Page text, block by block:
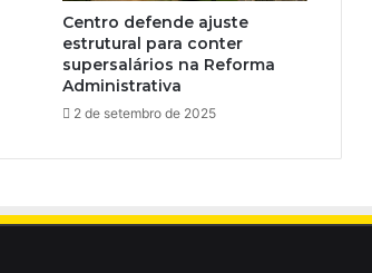
Centro defende ajuste
estrutural para conter
supersalários na Reforma
Administrativa
2 de setembro de 2025